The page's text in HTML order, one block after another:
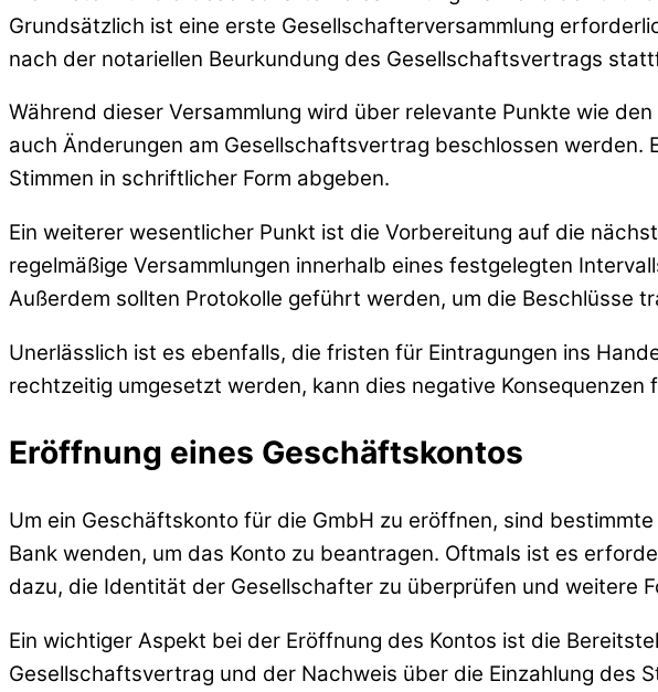
Grundsätzlich ist eine erste Gesellschafterversammlung
nach der notariellen Beurkundung des Gesellschaftsvertrags
Während dieser Versammlung wird über relevante Punkte wie
auch Änderungen am Gesellschaftsvertrag beschlossen
Stimmen in schriftlicher Form abgeben.
Ein weiterer wesentlicher Punkt ist die Vorbereitung auf die
regelmäßige Versammlungen innerhalb eines festgelegten
Außerdem sollten Protokolle geführt werden, um die Beschlüsse
Unerlässlich ist es ebenfalls, die fristen für Eintragungen ins
rechtzeitig umgesetzt werden, kann dies negative Konsequenzen
Eröffnung eines Geschäftskontos
Um ein Geschäftskonto für die GmbH zu eröffnen, sind
Bank wenden, um das Konto zu beantragen. Oftmals ist es
dazu, die Identität der Gesellschafter zu überprüfen und weitere
Ein wichtiger Aspekt bei der Eröffnung des Kontos ist die
Gesellschaftsvertrag und der Nachweis über die Einzahlung des